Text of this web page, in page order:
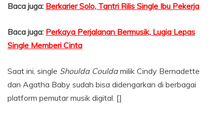
Baca juga: Berkarier Solo, Tantri Rilis Single Ibu Pekerja
Baca juga: Perkaya Perjalanan Bermusik, Lugia Lepas
Single Memberi Cinta
Saat ini, single Shoulda Couldamilik Cindy Bernadette
dan Agatha Baby sudah bisa didengarkan di berbagai
platform pemutar musik digital. []